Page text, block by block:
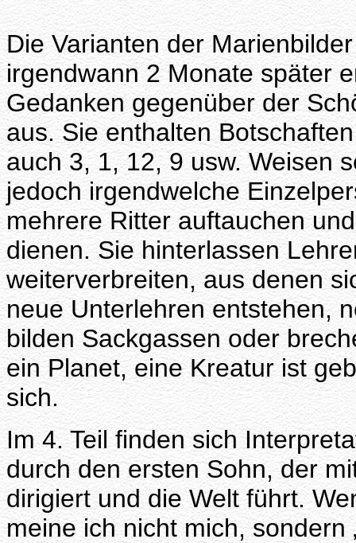
Die Varianten der
irgendwann 2 Monate später
Gedanken gegenüber der
aus. Sie enthalten
auch 3, 1, 12, 9 usw. Weisen
jedoch irgendwelche
mehrere Ritter auftauchen
dienen. Sie hinterlassen
weiterverbreiten, aus denen
neue Unterlehren entstehen,
bilden Sackgassen oder
ein Planet, eine Kreatur ist
sich.
Im 4. Teil finden sich
durch den ersten Sohn, der
dirigiert und die Welt führt.
meine ich nicht mich, sondern